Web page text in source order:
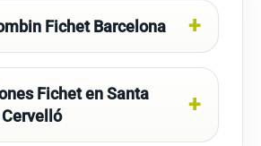
Fichet Barcelona
Fichet en Santa